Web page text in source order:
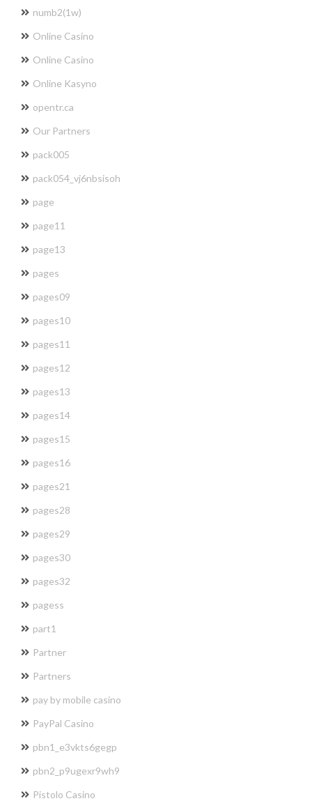
numb2(1w)
Online Casino
Online Casino
Online Kasyno
opentr.ca
Our Partners
pack005
pack054_vj6nbsisoh
page
page11
page13
pages
pages09
pages10
pages11
pages12
pages13
pages14
pages15
pages16
pages21
pages28
pages29
pages30
pages32
pagess
part1
Partner
Partners
pay by mobile casino
PayPal Casino
pbn1_e3vkts6gegp
pbn2_p9ugexr9wh9
Pistolo Casino